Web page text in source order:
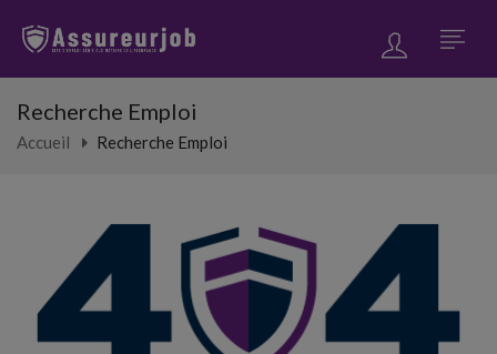
Recherche Emploi
Accueil Recherche Emploi